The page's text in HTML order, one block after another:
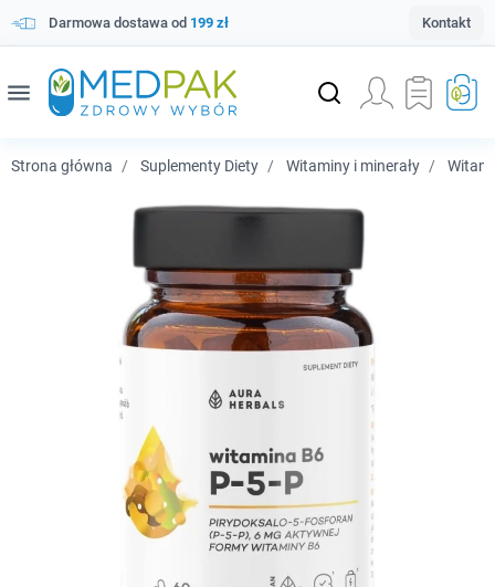
Darmowa dostawa od 199 zł Kontakt
menu
Strona główna Suplementy Diety Witaminy i minerały